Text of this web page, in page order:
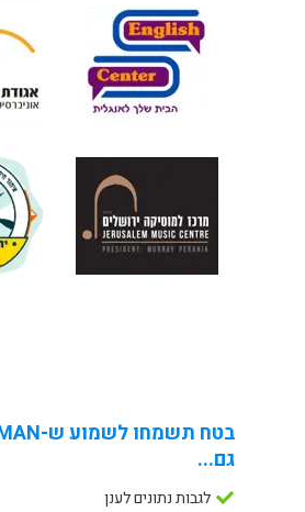
גם...
לגבות נתונים לענן